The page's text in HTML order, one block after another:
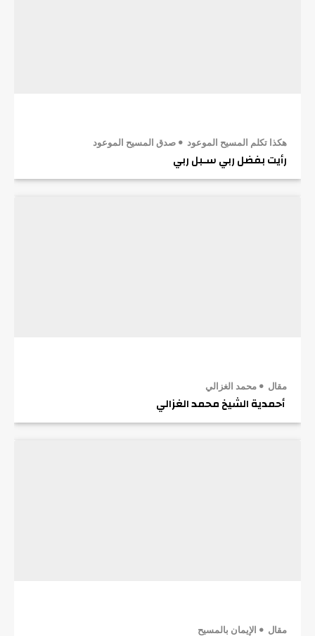
هكذا تكلم المسيح الموعود صدق المسيح الموعود
رأيت بفضل ربي سـبل ربي
مقال محمد الغزالي
أحمدية الشيخ محمد الغزالي
مقال الإيمان بالمسيح